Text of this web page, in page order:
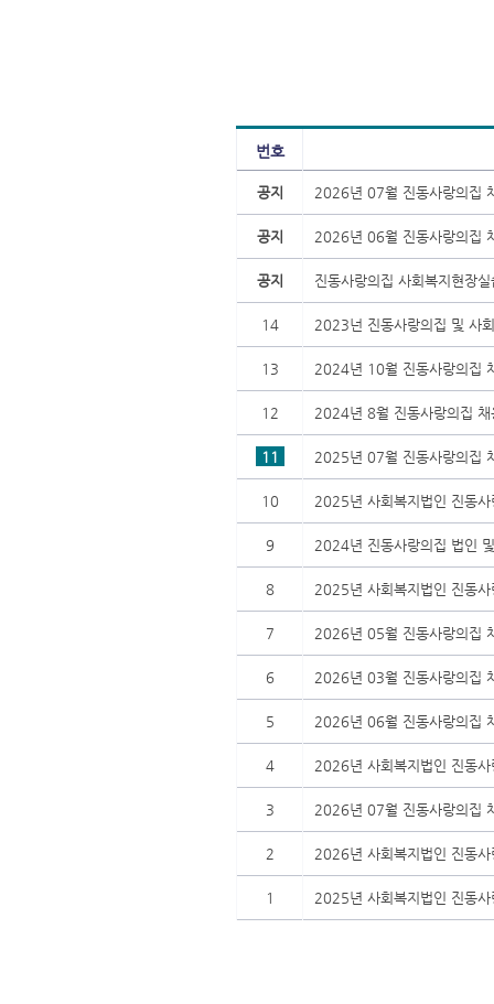
번호
공지 2026년 07월 진동사랑의집
공지 2026년 06월 진동사랑의집
공지 진동사랑의집 사회복지현장
14 2023넌 진동사랑의집 및 사
13 2024년 10월 진동사랑의집
12 2024년 8월 진동사랑의집 채
11 2025년 07월 진동사랑의집
10 2025년 사회복지법인 진동
9 2024년 진동사랑의집 법인
8 2025년 사회복지법인 진동
7 2026년 05월 진동사랑의집
6 2026년 03월 진동사랑의집
5 2026년 06월 진동사랑의집
4 2026년 사회복지법인 진동
3 2026년 07월 진동사랑의집
2 2026년 사회복지법인 진동
1 2025년 사회복지법인 진동